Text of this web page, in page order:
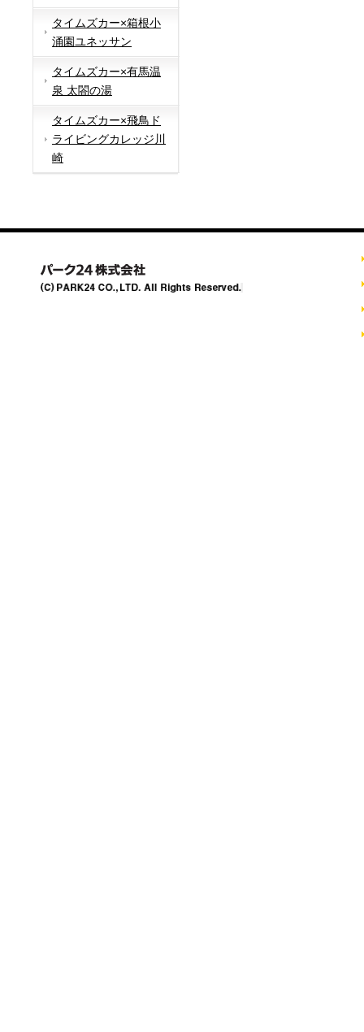
タイムズカー×箱根小
涌園ユネッサン
タイムズカー×有馬温
泉 太閤の湯
タイムズカー×飛鳥ド
ライビングカレッジ川
崎